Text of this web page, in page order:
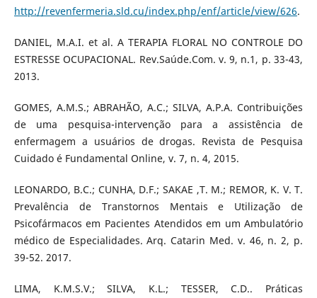
http://revenfermeria.sld.cu/index.php/enf/article/view/626.
DANIEL, M.A.I. et al. A TERAPIA FLORAL NO CONTROLE DO
ESTRESSE OCUPACIONAL. Rev.Saúde.Com. v. 9, n.1, p. 33-43,
2013.
GOMES, A.M.S.; ABRAHÃO, A.C.; SILVA, A.P.A. Contribuições
de uma pesquisa-intervenção para a assistência de
enfermagem a usuários de drogas. Revista de Pesquisa
Cuidado é Fundamental Online, v. 7, n. 4, 2015.
LEONARDO, B.C.; CUNHA, D.F.; SAKAE ,T. M.; REMOR, K. V. T.
Prevalência de Transtornos Mentais e Utilização de
Psicofármacos em Pacientes Atendidos em um Ambulatório
médico de Especialidades. Arq. Catarin Med. v. 46, n. 2, p.
39-52. 2017.
LIMA, K.M.S.V.; SILVA, K.L.; TESSER, C.D.. Práticas